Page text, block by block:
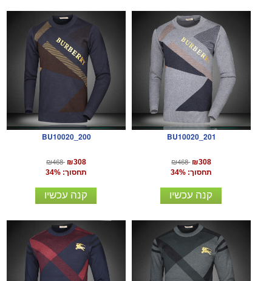
BU10020_200
₪468 ₪308
תחסוך: 34%
קנה עכשיו
BU10020_201
₪468 ₪308
תחסוך: 34%
קנה עכשיו